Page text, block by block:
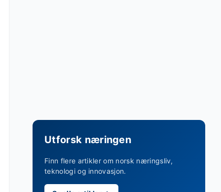
Utforsk næringen
Finn flere artikler om norsk næringsliv,
teknologi og innovasjon.